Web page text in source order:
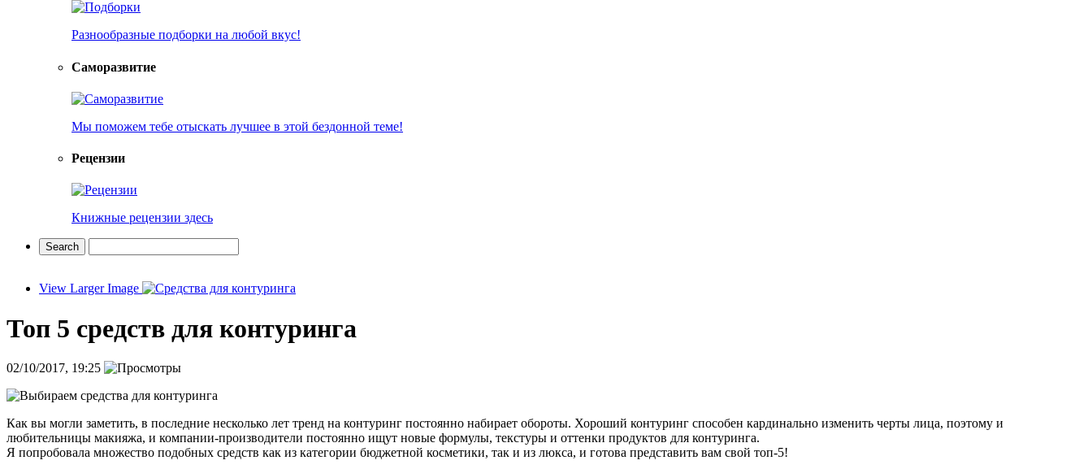
Разнообразные подборки на любой вкус!
Саморазвитие
Мы поможем тебе отыскать лучшее в этой бездонной теме!
Рецензии
Книжные рецензии здесь
View Larger Image
Топ 5 средств для контуринга
02/10/2017, 19:25
Как вы могли заметить, в последние несколько лет тренд на контуринг постоянно набирает обороты. Хороший контуринг способен кардинально изменить черты лица, поэтому и
любительницы макияжа, и компании-производители постоянно ищут новые формулы, текстуры и оттенки продуктов для контуринга.
Я попробовала множество подобных средств как из категории бюджетной косметики, так и из люкса, и готова представить вам свой топ-5!